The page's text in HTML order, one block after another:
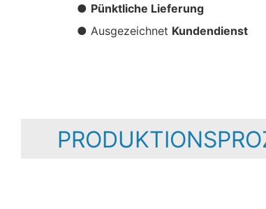
● Pünktliche Lieferung
● Ausgezeichnet Kundendienst